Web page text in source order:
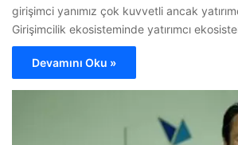
girişimci yanımız çok kuvvetli ancak
Girişimcilik ekosisteminde yatırımcı
Devamını Oku »